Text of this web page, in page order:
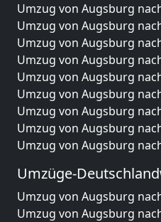
Umzug von Augsburg
Umzug von Augsburg
Umzug von Augsburg
Umzug von Augsburg
Umzug von Augsburg
Umzug von Augsburg
Umzug von Augsburg
Umzug von Augsburg
Umzug von Augsburg
Umzüge-
Umzug von Augsburg
Umzug von Augsburg